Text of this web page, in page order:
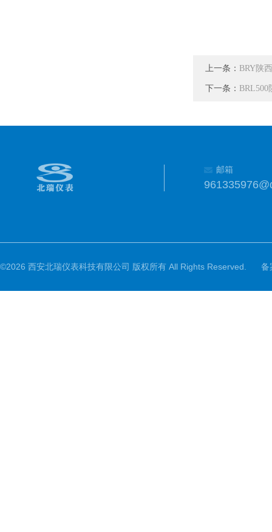
上一条： BRY陕
下一条： BRL500
邮箱
©2026 西安北瑞仪表科技有限公司 版权所有 All Rights Reserved. 备